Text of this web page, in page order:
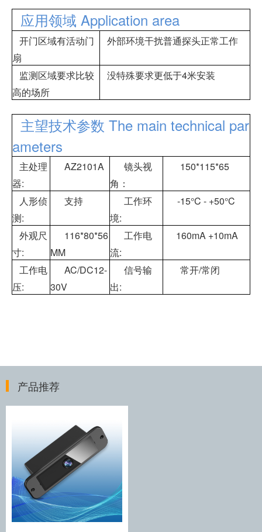
应用领域 Application area
开门区域有活动门
扇
外部环境干扰普通探头正常工作
监测区域要求比较
高的场所
没特殊要求更低于4米安装
主望技术参数 The main technical par
ameters
主处理
器:
AZ2101A
镜头视
角：
150*115*65
人形侦
测:
支持
工作环
境:
-15°C - +50°C
外观尺
寸:
116*80*56
MM
工作电
流:
160mA +10mA
工作电
压:
AC/DC12-
30V
信号输
出:
常开/常闭
产品推荐